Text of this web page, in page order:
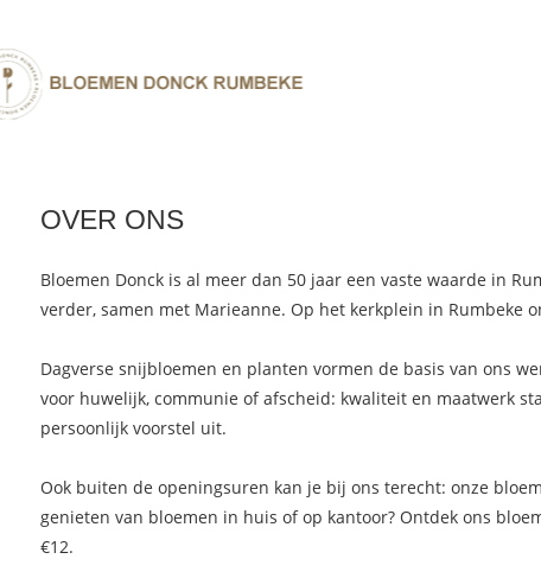
PLUKBOEKETTEN
BLOEMSTUKKEN
GEBOORTE
PENSIOEN
HUWELIJK
OVER ONS
Bloemen Donck is al meer dan 50 jaar een vaste waarde in
verder, samen met Marieanne. Op het kerkplein in Rumbeke
Dagverse snijbloemen en planten vormen de basis van ons
voor huwelijk, communie of afscheid: kwaliteit en maatwerk
persoonlijk voorstel uit.
Ook buiten de openingsuren kan je bij ons terecht: onze
genieten van bloemen in huis of op kantoor? Ontdek ons
€12.